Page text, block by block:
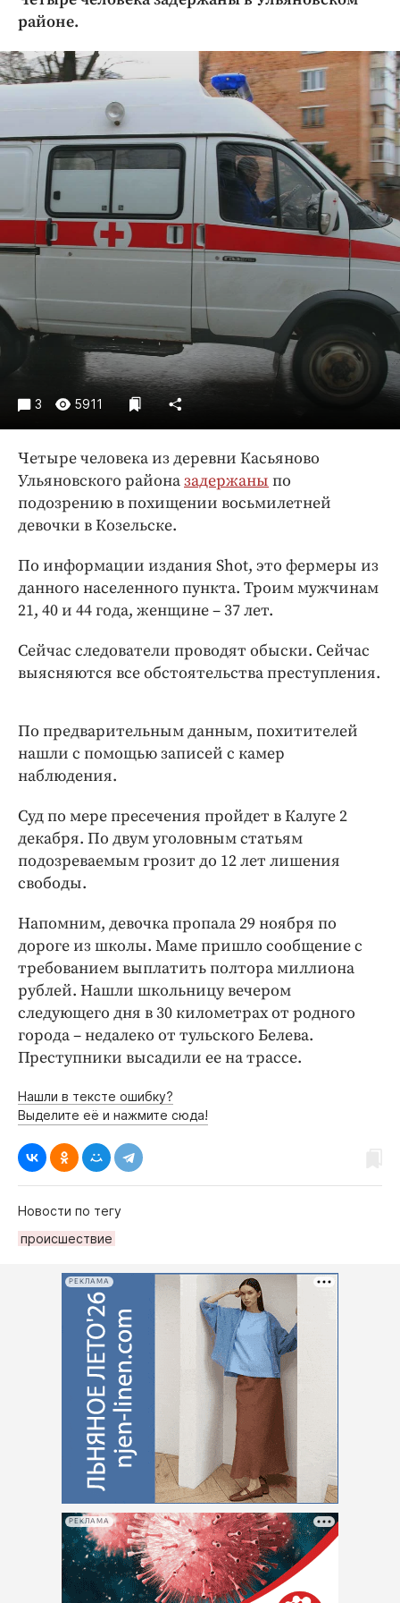
Криминал
Недвижимость и ЖКХ
Общество
Погода
Праздники
Происшествия
Спорт
Экономика и бизнес
Блоги
Издания
Медиаперсона
Интересное чтиво
Клиника года
Бренд года
Работодатель года
районе.
3 5911
Четыре человека из деревни Касьяново
Ульяновского районазадержаны по
подозрению в похищении восьмилетней
девочки в Козельске.
По информации издания Shot, это фермеры из
данного населенного пункта. Троим мужчинам
21, 40 и 44 года, женщине – 37 лет.
Сейчас следователи проводят обыски. Сейчас
выясняются все обстоятельства преступления.
По предварительным данным, похитителей
нашли с помощью записей с камер
наблюдения.
Суд по мере пресечения пройдет в Калуге 2
декабря. По двум уголовным статьям
подозреваемым грозит до 12 лет лишения
свободы.
Напомним, девочка пропала 29 ноября по
дороге из школы. Маме пришло сообщение с
требованием выплатить полтора миллиона
рублей. Нашли школьницу вечером
следующего дня в 30 километрах от родного
города – недалеко от тульского Белева.
Преступники высадили ее на трассе.
Нашли в тексте ошибку?
Выделите её и нажмите сюда!
Новости по тегу
происшествие
РЕКЛАМА
РЕКЛАМА